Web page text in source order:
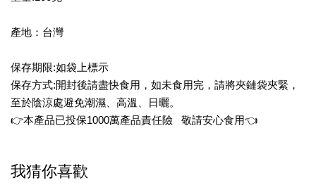
產地：台灣
保存期限:如袋上標示
保存方式:開封後請盡快食用，如未食用完，請將夾鏈袋夾緊，
至於陰涼處避免潮濕、高溫、日曬。
👉本產品已投保1000萬產品責任險 敬請安心食用👈
我猜你喜歡